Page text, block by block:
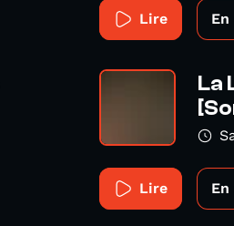
Lire
La
Lire